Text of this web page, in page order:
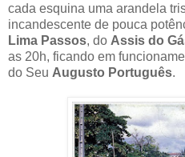
cada esquina uma arandela
incandescente de pouca
Lima Passos, do Assis do
as 20h, ficando em
do Seu Augusto Português.